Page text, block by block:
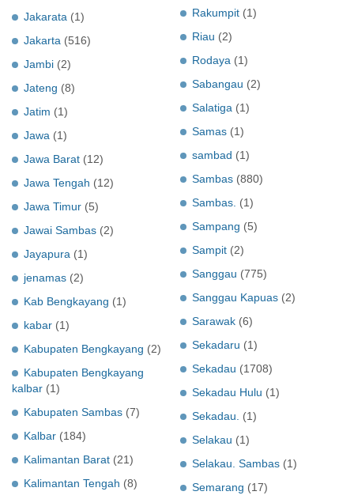
Jakarata (1)
Jakarta (516)
Jambi (2)
Jateng (8)
Jatim (1)
Jawa (1)
Jawa Barat (12)
Jawa Tengah (12)
Jawa Timur (5)
Jawai Sambas (2)
Jayapura (1)
jenamas (2)
Kab Bengkayang (1)
kabar (1)
Kabupaten Bengkayang (2)
Kabupaten Bengkayang
kalbar (1)
Kabupaten Sambas (7)
Kalbar (184)
Kalimantan Barat (21)
Kalimantan Tengah (8)
Rakumpit (1)
Riau (2)
Rodaya (1)
Sabangau (2)
Salatiga (1)
Samas (1)
sambad (1)
Sambas (880)
Sambas. (1)
Sampang (5)
Sampit (2)
Sanggau (775)
Sanggau Kapuas (2)
Sarawak (6)
Sekadaru (1)
Sekadau (1708)
Sekadau Hulu (1)
Sekadau.
(1)
Selakau (1)
Selakau. Sambas (1)
Semarang (17)